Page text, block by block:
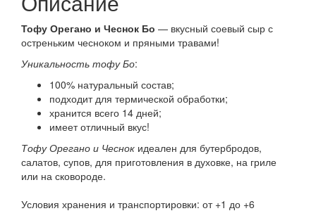
Тофу Орегано и Чеснок Бо — вкусный соевый сыр с
остреньким чесноком и пряными травами!
Уникальность тофу Бо:
100% натуральный состав;
подходит для термической обработки;
хранится всего 14 дней;
имеет отличный вкус!
Тофу Орегано и Чеснок идеален для бутербродов,
салатов, супов, для приготовления в духовке, на гриле
или на сковороде.
Условия хранения и транспортировки: от +1 до +6